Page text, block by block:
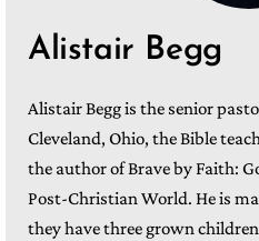
Alistair Begg
Alistair Begg is the senior
Cleveland, Ohio, the Bible
the author of Brave by Faith:
Post-Christian World. He is
they have three grown